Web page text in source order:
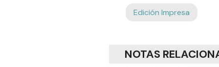
Edición Impresa
NOTAS